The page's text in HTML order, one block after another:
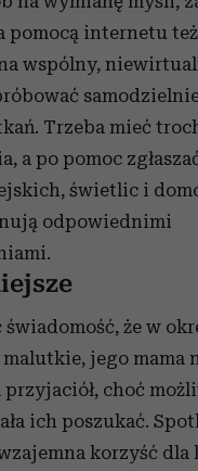
pliki cookie do
funkcje
w naszej witrynie.
witryny,
reklamowym i
połączyć te informacje
Ciebie lub uzyskanymi
usług.
pomocą internetu
wspólny,
Trzeba mieć
a po pomoc
świetlic i
odpowiednimi
świadomość, że w
jego mama
choć
ich poszukać.
korzyść dla